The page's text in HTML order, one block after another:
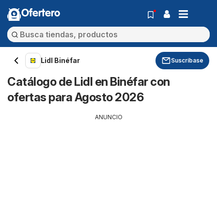
Ofertero
Lidl Binéfar Suscríbase
Catálogo de Lidl en Binéfar con
ofertas para Agosto 2026
ANUNCIO